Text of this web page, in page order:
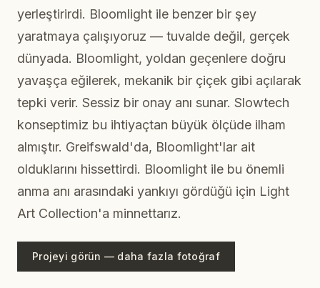
yerleştirirdi. Bloomlight ile benzer bir şey
yaratmaya çalışıyoruz — tuvalde değil, gerçek
dünyada. Bloomlight, yoldan geçenlere doğru
yavaşça eğilerek, mekanik bir çiçek gibi açılarak
tepki verir. Sessiz bir onay anı sunar. Slowtech
konseptimiz bu ihtiyaçtan büyük ölçüde ilham
almıştır. Greifswald'da, Bloomlight'lar ait
olduklarını hissettirdi. Bloomlight ile bu önemli
anma anı arasındaki yankıyı gördüğü için Light
Art Collection'a minnettarız.
Projeyi görün — daha fazla fotoğraf